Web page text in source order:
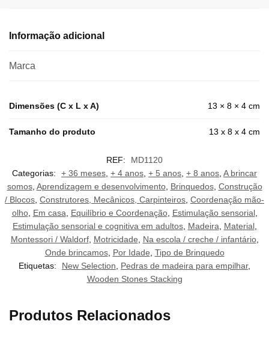
Informação adicional
Marca
Dimensões (C x L x A) 13 × 8 × 4 cm
Tamanho do produto 13 x 8 x 4 cm
REF:
MD1120
Categorias:
+ 36 meses + 4 anos + 5 anos + 8 anos A brincar
somos, Aprendizagem e desenvolvimento, Brinquedos, Construção
/ Blocos Construtores, Mecânicos, Carpinteiros Coordenação mão-
olho, Em casa Equilíbrio e Coordenação, Estimulação sensorial,
Estimulação sensorial e cognitiva em adultos, Madeira Material,
Montessori / Waldorf, Motricidade Na escola / creche / infantário,
Onde brincamos, Por Idade Tipo de Brinquedo
Etiquetas:
New Selection Pedras de madeira para empilhar,
Wooden Stones Stacking
Produtos Relacionados